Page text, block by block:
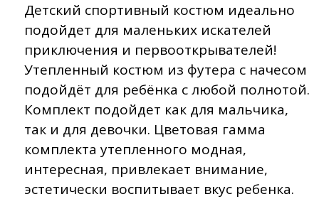
Детский спортивный костюм идеально
подойдет для маленьких искателей
приключения и первооткрывателей!
Утепленный костюм из футера с начесом
подойдёт для ребёнка с любой полнотой.
Комплект подойдет как для мальчика,
так и для девочки. Цветовая гамма
комплекта утепленного модная,
интересная, привлекает внимание,
эстетически воспитывает вкус ребенка.